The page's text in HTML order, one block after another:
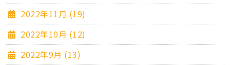
2022年11月 (19)
2022年10月 (12)
2022年9月 (13)